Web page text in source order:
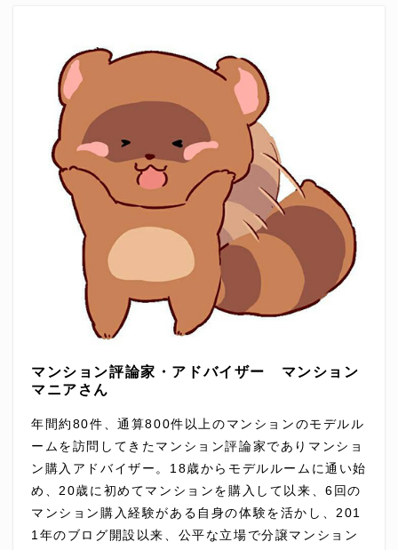
マンション評論家・アドバイザー マンション
マニアさん
年間約80件、通算800件以上のマンションのモデルル
ームを訪問してきたマンション評論家でありマンショ
ン購入アドバイザー。18歳からモデルルームに通い始
め、20歳に初めてマンションを購入して以来、6回の
マンション購入経験がある自身の体験を活かし、201
1年のブログ開設以来、公平な立場で分譲マンション